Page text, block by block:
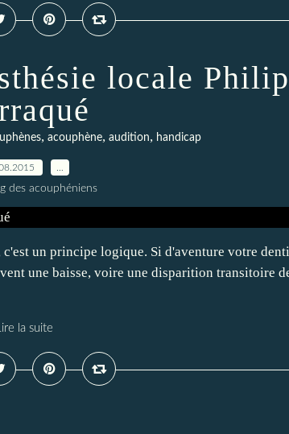
locale
, acouphène, audition, handicap
des acouphéniens
un principe logique. Si d'aventure votre
une baisse, voire une disparition transitoire
la suite